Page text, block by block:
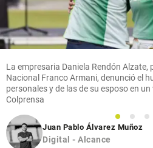
La empresaria Daniela Rendón
Nacional Franco Armani, denunció el
personales y de las de su esposo en
Colprensa
1 2
3
Juan Pablo Álvarez Muñoz
Digital - Alcance